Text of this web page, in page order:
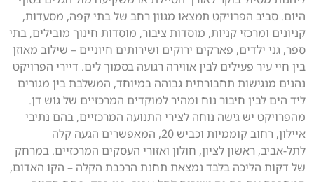
היום. סביב הפרויקט תמצאו מגוון רחב של בתי קפה, מסעדות,
קניונים ומרכזי קניות, מוסדות ציבור, מוסדות חינוך מובילים, בתי
ספר, גני ילדים, פארקים ירוקים ושירותים חיוניים – שילוב מאוזן
בין חיי עיר פעילים לבין אווירה רגועה בסמוך לים. דיירי הפרויקט
נהנים מנגישות תחבורתית גבוהה במיוחד, המשלבת בין מגורים
ליד הים לבין חיבור נוח ומהיר למוקדים המרכזיים של גוש דן.
מהפרויקט יש גישה נוחה לצירי התנועה המרכזיים, בהם נתיבי
איילון, רחוב קוממיות וכביש 20, המאפשרים הגעה קלה
לתל-אביב, ראשון לציון, חולון ואזורי העסקים המרכזיים. במרחק
של דקות הליכה בלבד נמצאת תחנת הרכבת הקלה – הקו האדום,